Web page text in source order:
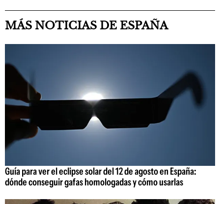
MÁS NOTICIAS DE ESPAÑA
Guía para ver el eclipse solar del 12 de agosto en España:
dónde conseguir gafas homologadas y cómo usarlas